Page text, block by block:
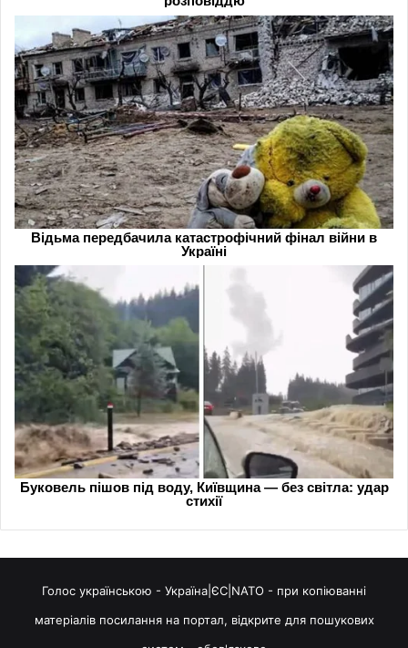
Голос українською - Україна|ЄС|NATO - при копіюванні
матеріалів посилання на портал, відкрите для пошукових